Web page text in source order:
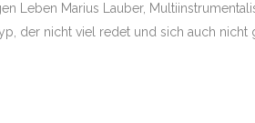
Leben Marius Lauber,
der nicht viel redet und sich auch